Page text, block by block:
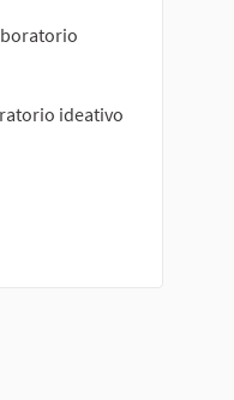
ideativo